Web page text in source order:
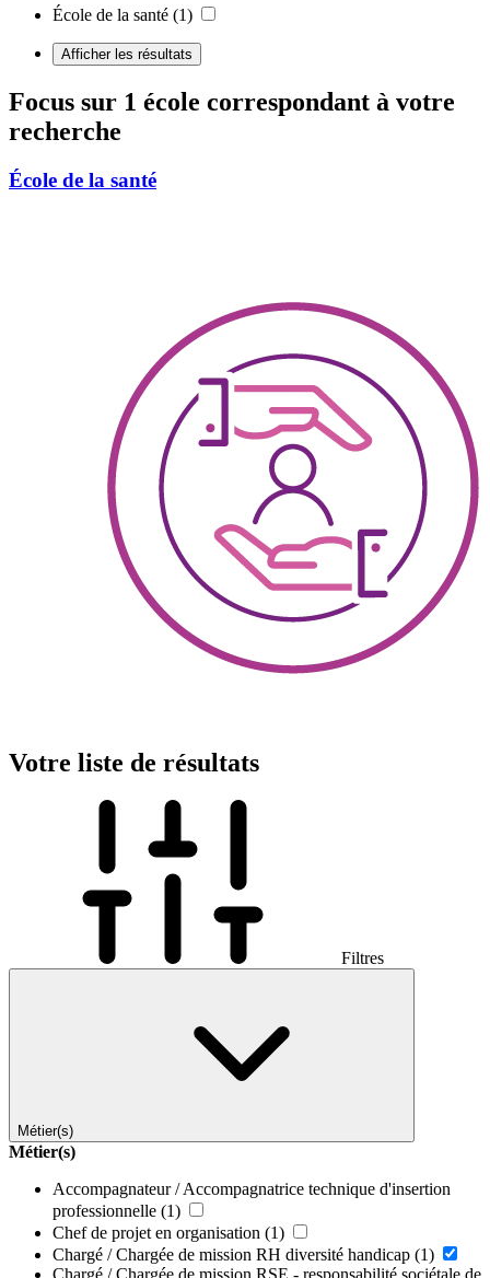
École de la santé (1)
Afficher les résultats
Focus sur 1 école correspondant à votre
recherche
École de la santé
Votre liste de résultats
Filtres
Métier(s)
Métier(s)
Accompagnateur / Accompagnatrice technique d'insertion
professionnelle (1)
Chef de projet en organisation (1)
Chargé / Chargée de mission RH diversité handicap (1)
Chargé / Chargée de mission RSE - responsabilité sociétale de